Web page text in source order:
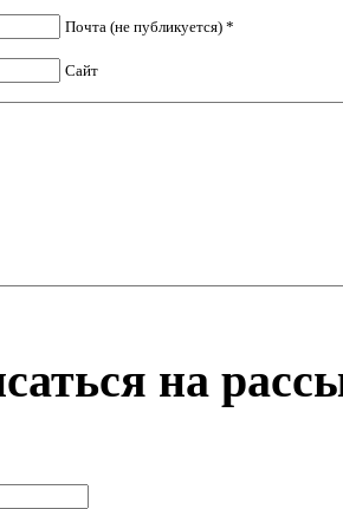
Почта (не публикуется) *
Сайт
на